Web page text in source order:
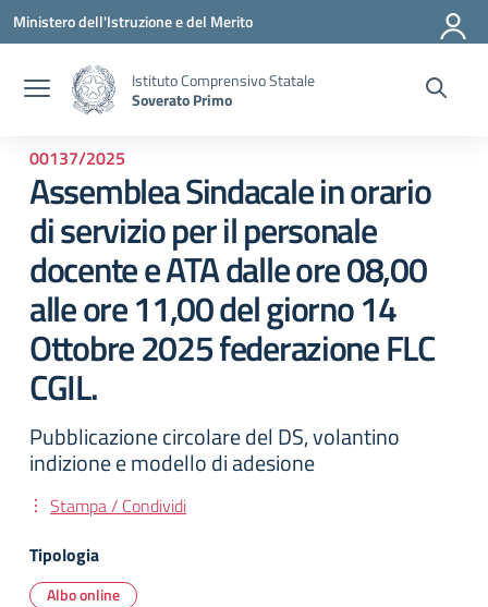
Vai ai contenuti
Vai al menu di navigazione
Vai al footer
Ministero dell'Istruzione e del Merito
Istituto Comprensivo Statale
Soverato Primo
00137/2025
Assemblea Sindacale in orario
di servizio per il personale
docente e ATA dalle ore 08,00
alle ore 11,00 del giorno 14
Ottobre 2025 federazione FLC
CGIL.
Pubblicazione circolare del DS, volantino
indizione e modello di adesione
Stampa / Condividi
Tipologia
Albo online